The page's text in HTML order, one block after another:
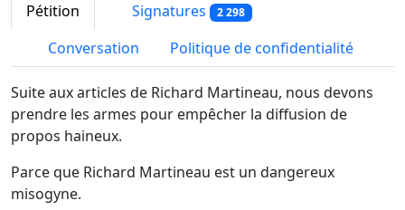
Pétition Signatures 2 298
Conversation Politique de confidentialité
Suite aux articles de Richard Martineau, nous devons
prendre les armes pour empêcher la diffusion de
propos haineux.
Parce que Richard Martineau est un dangereux
misogyne.